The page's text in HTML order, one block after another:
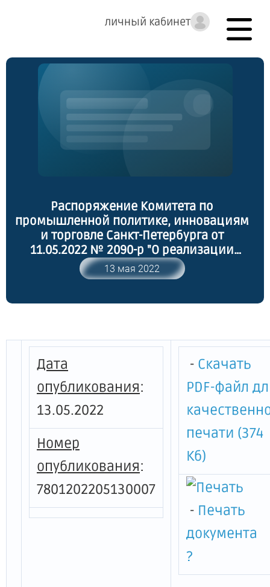
личный кабинет
Распоряжение Комитета по
промышленной политике, инновациям
и торговле Санкт-Петербурга от
11.05.2022 № 2090-р "О реализации
постановления Правительства Санкт-
Петербурга от 26.04.2022 № 357"
13 мая 2022
Дата
опубликования:
13.05.2022
Номер
опубликования:
7801202205130007
- Скачать
PDF-файл
печати (374
Кб)
- Печать
документа
?